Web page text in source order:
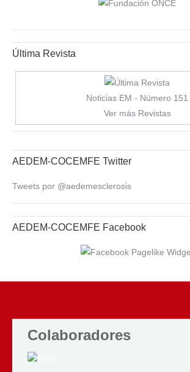
Última Revista
Noticias EM - Número 151
Ver más Revistas
AEDEM-COCEMFE Twitter
Tweets por @aedemesclerosis
AEDEM-COCEMFE Facebook
Colaboradores